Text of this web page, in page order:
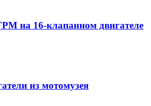
на 16-клапанном двигателе
из мотомузея